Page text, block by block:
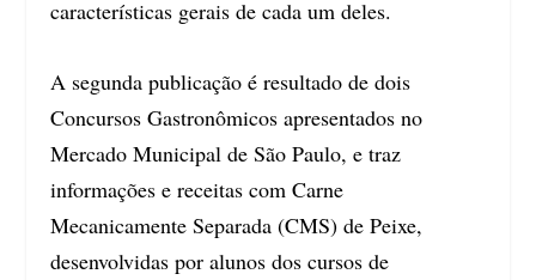
características gerais de cada um deles.
A segunda publicação é resultado de dois
Concursos Gastronômicos apresentados no
Mercado Municipal de São Paulo, e traz
informações e receitas com Carne
Mecanicamente Separada (CMS) de Peixe,
desenvolvidas por alunos dos cursos de